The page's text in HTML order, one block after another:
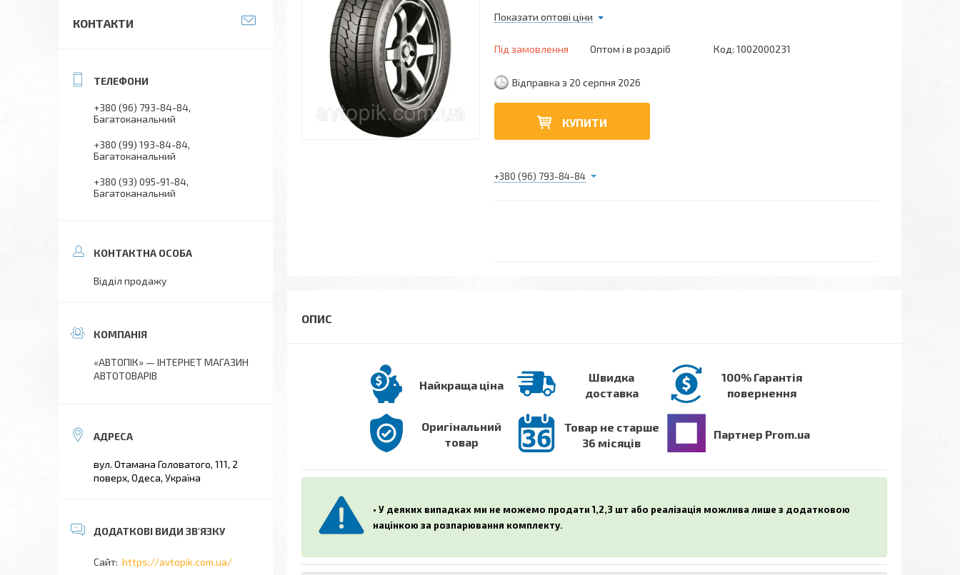
Показати оптові ціни
Під замовлення Оптом і в роздріб Код: 1002000231
Відправка з 20 серпня 2026
КУПИТИ
+380 (96) 793-84-84
Найкраща ціна
Швидка
доставка
100% Гарантія
повернення
Оригінальний
товар
Товар не старше
36 місяців
Партнер Prom.ua
• У деяких випадках ми не можемо продати 1,2,3 шт або реалізація можлива лише з додатковою
націнкою за розпарювання комплекту.
КОНТАКТИ
+380 (96) 793-84-84
Багатоканальний
+380 (99) 193-84-84
Багатоканальний
+380 (93) 095-91-84
Багатоканальний
Відділ продажу
«АВТОПІК» — ІНТЕРНЕТ МАГАЗИН
АВТОТОВАРІВ
вул. Отамана Головатого, 111, 2
поверх, Одеса, Україна
https://avtopik.com.ua/